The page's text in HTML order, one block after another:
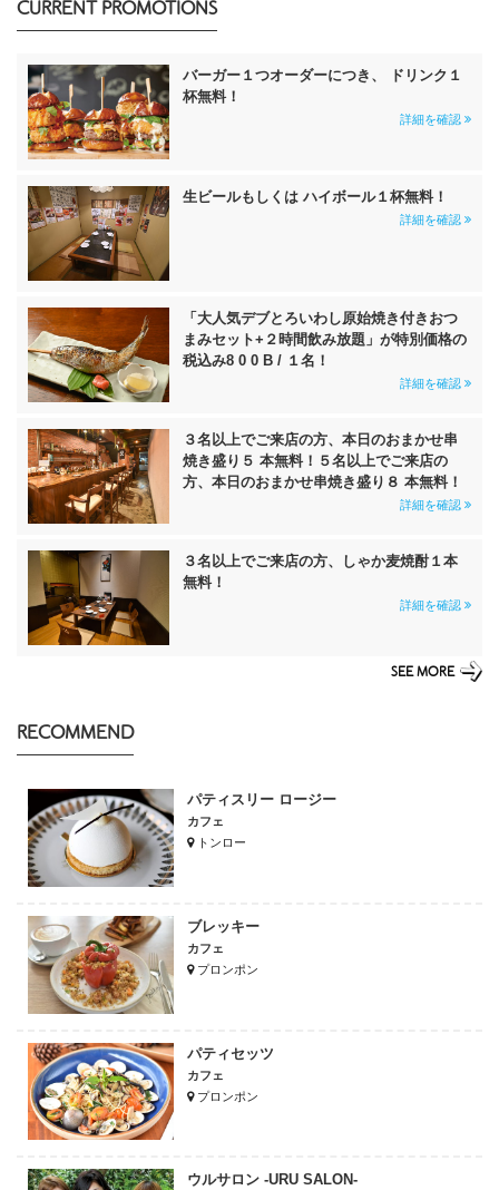
CURRENT PROMOTIONS
バーガー１つオーダーにつき、 ドリンク１
杯無料！
詳細を確認
生ビールもしくは ハイボール１杯無料！
詳細を確認
「大人気デブとろいわし原始焼き付きおつ
まみセット+２時間飲み放題」が特別価格の
税込み8 0 0 B / １名！
詳細を確認
３名以上でご来店の方、本日のおまかせ串
焼き盛り５ 本無料！５名以上でご来店の
方、本日のおまかせ串焼き盛り８ 本無料！
詳細を確認
３名以上でご来店の方、しゃか麦焼酎１本
無料！
詳細を確認
SEE MORE
RECOMMEND
パティスリー ロージー
カフェ
トンロー
ブレッキー
カフェ
プロンポン
パティセッツ
カフェ
プロンポン
ウルサロン -URU SALON-